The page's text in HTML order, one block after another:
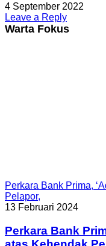
4 September 2022
Leave a Reply
Warta Fokus
Perkara Bank Prima,
Pelapor,
13 Februari 2024
Perkara Bank